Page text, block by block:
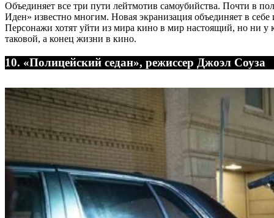
Объединяет все три пути лейтмотив самоубийства. Почти в
Иден» известно многим. Новая экранизация объединяет в
Персонажи хотят уйти из мира кино в мир настоящий, но ни у
таковой, а конец жизни в кино.
10. «Полицейский седан», режиссер Джоэл Соуза